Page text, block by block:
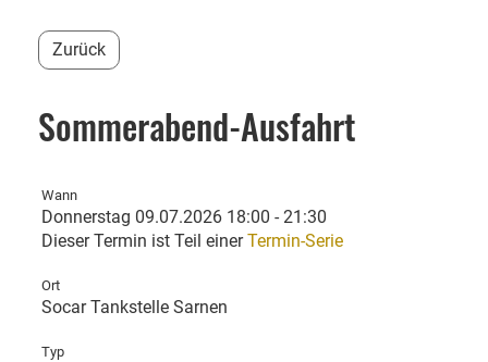
Zurück
Sommerabend-Ausfahrt
Wann
Donnerstag 09.07.2026 18:00 - 21:30
Dieser Termin ist Teil einerTermin-Serie
Ort
Socar Tankstelle Sarnen
Typ